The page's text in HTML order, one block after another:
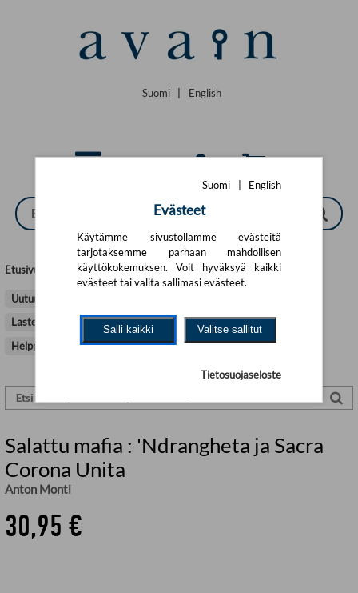
Suomi English
Etusivu >Tietokirjallisuus
Uutuudet
Lasten- ja nuortenkirjallisuus
Ammattikirjallisuus
Helppolukuinen kirjallisuus
Salattu mafia : 'Ndrangheta ja Sacra
Corona Unita
Anton Monti
30,95 €
Suomi English
Evästeet
Käytämme sivustollamme evästeitä
tarjotaksemme parhaan mahdollisen
käyttökokemuksen. Voit hyväksyä kaikki
evästeet tai valita sallimasi evästeet.
Salli kaikki Valitse sallitut
Tietosuojaseloste